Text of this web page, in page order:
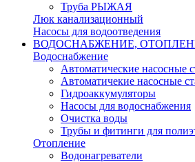
Труба РЫЖАЯ
Люк канализационный
Насосы для водоотведения
ВОДОСНАБЖЕНИЕ,
Водоснабжение
Автоматичеcкие насосные
Автоматичекие насосные
Гидроаккумуляторы
Насосы для водоснабжения
Очистка воды
Трубы и фитинги для
Отопление
Водонагреватели